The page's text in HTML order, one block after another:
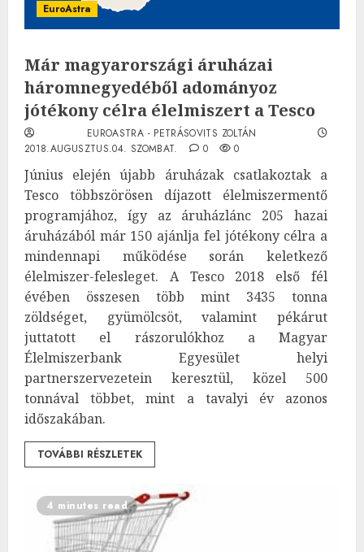
EuroAstra
Már magyarországi áruházai
háromnegyedéből adományoz
jótékony célra élelmiszert a Tesco
EUROASTRA - PETRÁSOVITS ZOLTÁN
2018.AUGUSZTUS.04. SZOMBAT.
0 0
Június elején újabb áruházak csatlakoztak a
Tesco többszörösen díjazott élelmiszermentő
programjához, így az áruházlánc 205 hazai
áruházából már 150 ajánlja fel jótékony célra a
mindennapi működése során keletkező
élelmiszer-felesleget. A Tesco 2018 első fél
évében összesen több mint 3435 tonna
zöldséget, gyümölcsöt, valamint pékárut
juttatott el rászorulókhoz a Magyar
Élelmiszerbank Egyesület helyi
partnerszervezetein keresztül, közel 500
tonnával többet, mint a tavalyi év azonos
időszakában.
TOVÁBBI RÉSZLETEK
4 minutes read